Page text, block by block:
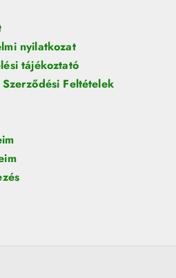
nyilatkozat
tájékoztató
Feltételek